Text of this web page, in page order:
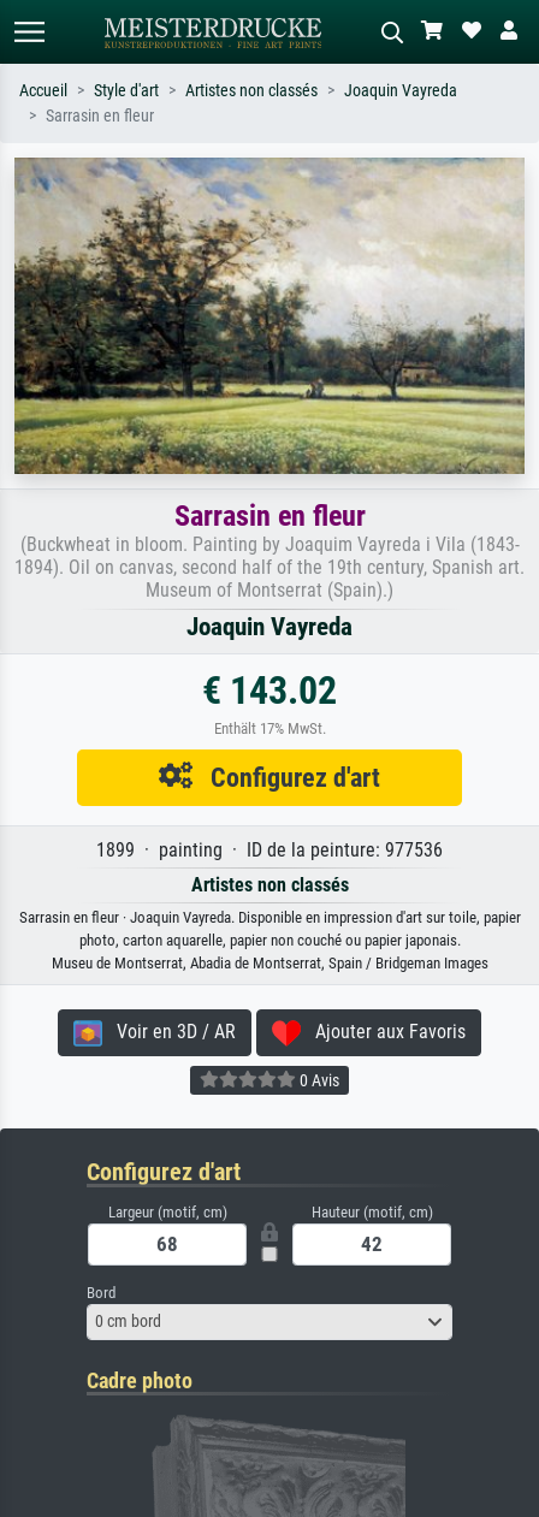
Recherchez par artiste, titre ou style –
ex. Monet, Nuit étoilée,
impressionnisme, vague de Hokusai,
nu.
Décrivez la scène – ex. prairie verte,
abstrait avec beaucoup de rouge,
tableau sombre, nu debout près d'un
arbre.
Accueil Style d'art Artistes non classés
Joaquin Vayreda
Sarrasin en fleur
Sarrasin en fleur
(Buckwheat in bloom. Painting by Joaquim Vayreda i Vila (1843-
1894). Oil on canvas, second half of the 19th century, Spanish art.
Museum of Montserrat (Spain).)
Joaquin Vayreda
€ 143.02
Enthält 17% MwSt.
Configurez d'art
1899 · painting · ID de la peinture: 977536
Artistes non classés
Sarrasin en fleur · Joaquin Vayreda. Disponible en impression d'art sur toile, papier
photo, carton aquarelle, papier non couché ou papier japonais.
Museu de Montserrat, Abadia de Montserrat, Spain / Bridgeman Images
Voir en 3D / AR Ajouter aux Favoris
0 Avis
Configurez d'art
Largeur (motif, cm) Hauteur (motif, cm)
Bord
0 cm bord
Cadre photo